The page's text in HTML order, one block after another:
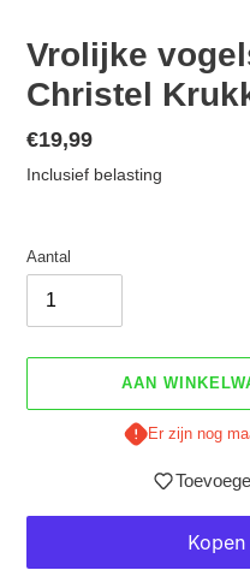
Vrolijke
Christel
Normale
prijs
€19,99
Inclusief belasting
Aantal
AAN
Er zijn nog